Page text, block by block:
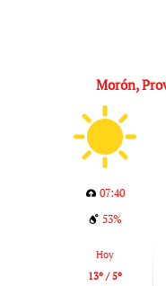
Morón,
07:40
53%
Hoy
13º / 5º